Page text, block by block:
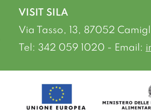
VISIT SILA
Via Tasso, 13, 87052
Tel: 342 059 1020 - Email: